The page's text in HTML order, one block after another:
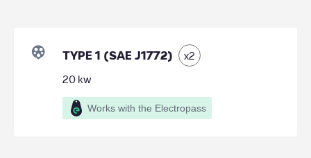
TYPE 1 (SAE J1772) x2
20 kw
Works with the Electropass